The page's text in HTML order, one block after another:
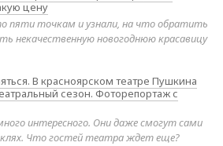
цену
пяти точкам и узнали, на что обратить
некачественную новогоднюю красавицу
В красноярском театре Пушкина
сезон. Фоторепортаж с
интересного. Они даже смогут сами
Что гостей театра ждет еще?